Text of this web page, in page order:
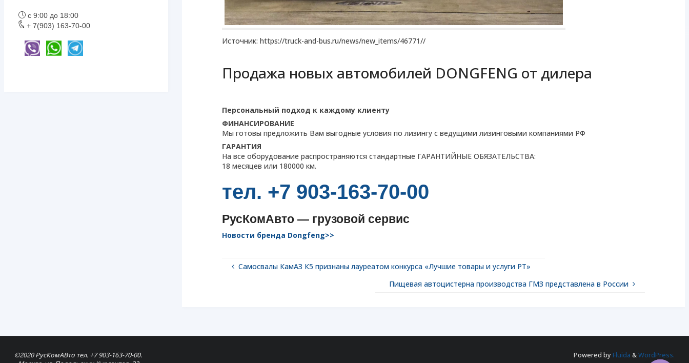
Источник: https://truck-and-bus.ru/news/new_items/46771//
Продажа новых автомобилей DONGFENG от дилера
Персональный подход к каждому клиенту
ФИНАНСИРОВАНИЕ
Мы готовы предложить Вам выгодные условия по лизингу с ведущими лизинговыми компаниями РФ
ГАРАНТИЯ
На все оборудование распространяются стандартные ГАРАНТИЙНЫЕ ОБЯЗАТЕЛЬСТВА:
18 месяцев или 180000 км.
тел. +7 903-163-70-00
РусКомАвто — грузовой сервис
Новости бренда Dongfeng>>
Самосвалы КамАЗ К5 признаны лауреатом конкурса «Лучшие товары и услуги РТ»
Пищевая автоцистерна производства ГМЗ представлена в России
с 9:00 до 18:00
+ 7(903) 163-70-00
©2020 РусКомАВто тел. +7 903-163-70-00.
Powered by Fluida &WordPress.